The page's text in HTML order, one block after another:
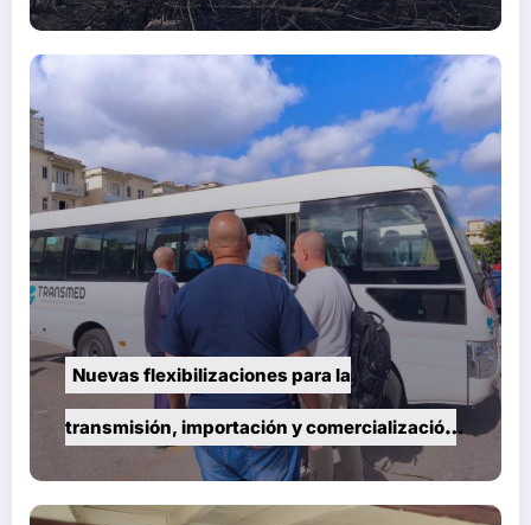
Nuevas flexibilizaciones para la
transmisión, importación y comercialización
de vehículos en Cuba